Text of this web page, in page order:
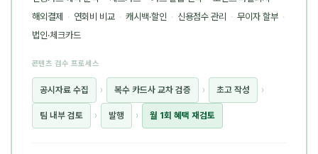
해외결제 · 연회비 비교 · 캐시백·할인 · 신용점수 관리 · 무이자 할부 ·
법인·체크카드
콘텐츠 검수 프로세스
공시자료 수집 › 복수 카드사 교차 검증 › 초고 작성 ›
팀 내부 검토 › 발행 › 월 1회 혜택 재검토